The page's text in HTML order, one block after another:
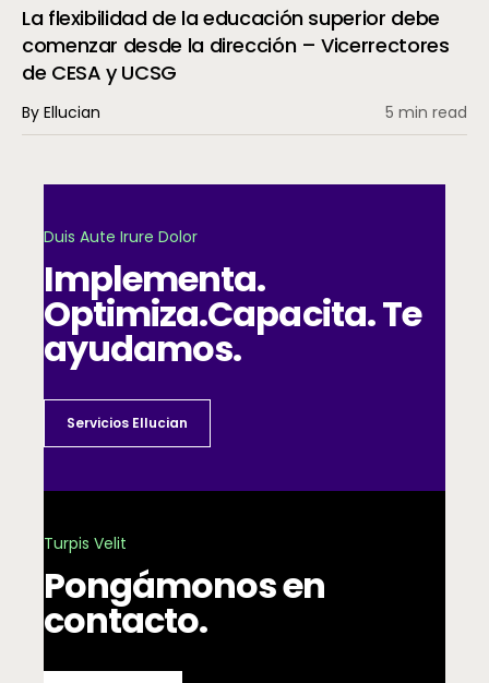
La flexibilidad de la educación superior debe
comenzar desde la dirección – Vicerrectores
de CESA y UCSG
By Ellucian 5 min read
Duis Aute Irure Dolor
Implementa.
Optimiza.Capacita. Te
ayudamos.
Servicios Ellucian
Turpis Velit
Pongámonos en
contacto.